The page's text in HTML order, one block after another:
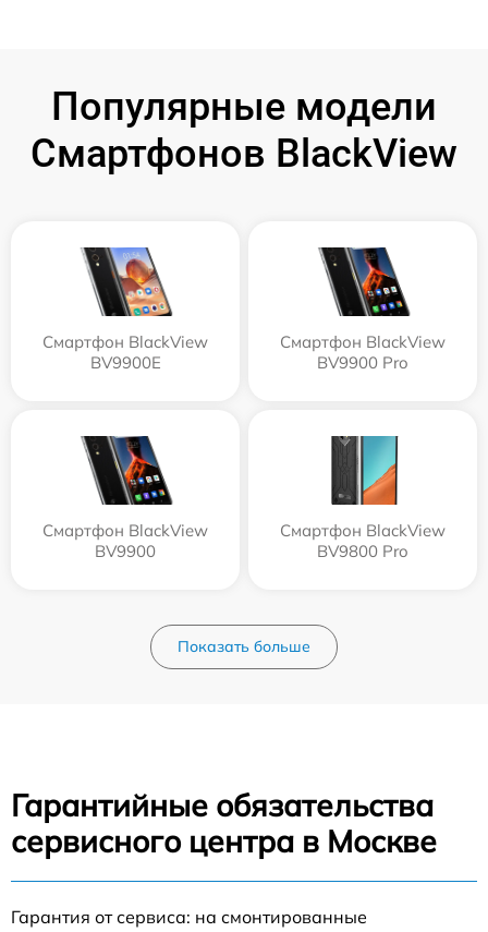
Популярные модели
Смартфонов BlackView
Смартфон BlackView
BV9900E
Смартфон BlackView
BV9900 Pro
Смартфон BlackView
BV9900
Смартфон BlackView
BV9800 Pro
Показать больше
Гарантийные обязательства
сервисного центра в Москве
Гарантия от сервиса: на смонтированные